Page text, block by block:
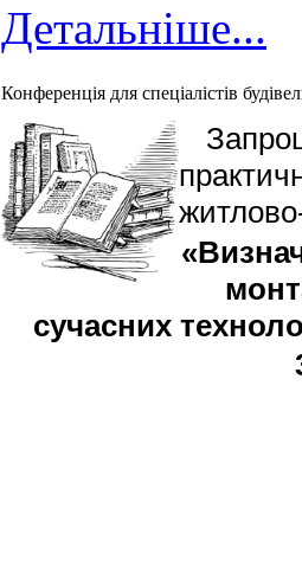
Детальніше...
Конференція для спеціалістів
сучасних